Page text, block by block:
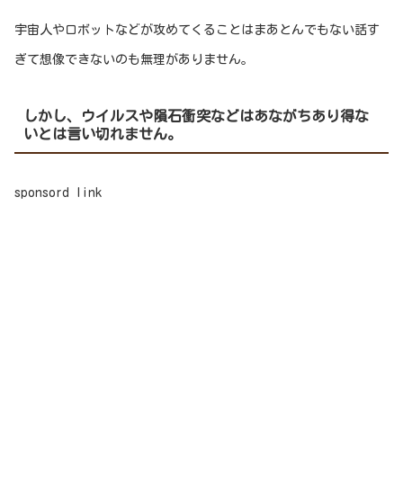
宇宙人やロボットなどが攻めてくることはまあとんでもない話す
ぎて想像できないのも無理がありません。
しかし、ウイルスや隕石衝突などはあながちあり得な
いとは言い切れません。
sponsord link